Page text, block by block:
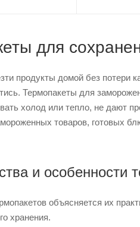
для
продукты домой без потери
Термопакеты для
холод или тепло, не дают
товаров, готовых
и особенности
объясняется их
хранения.